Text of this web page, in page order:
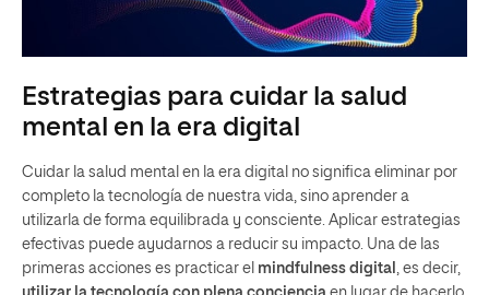
Estrategias para cuidar la salud
mental en la era digital
Cuidar la salud mental en la era digital no significa eliminar por
completo la tecnología de nuestra vida, sino aprender a
utilizarla de forma equilibrada y consciente. Aplicar estrategias
efectivas puede ayudarnos a reducir su impacto. Una de las
primeras acciones es practicar el mindfulness digital , es decir,